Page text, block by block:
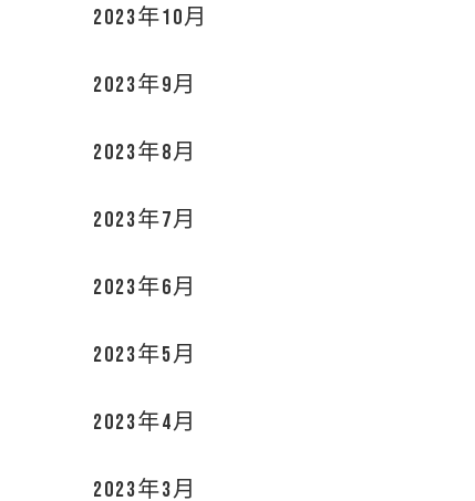
2023年10月
2023年9月
2023年8月
2023年7月
2023年6月
2023年5月
2023年4月
2023年3月